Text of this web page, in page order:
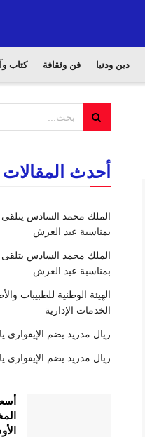
دين ودنيا فن وثقافة كتاب
أحدث المقالات
الملك محمد السادس يتلقى
بمناسبة عيد العرش
الملك محمد السادس يتلقى
بمناسبة عيد العرش
الهيئة الوطنية للطبيبات
الخدمات الإدارية
ريال مدريد يضم الإيفواري
ريال مدريد يضم الإيفواري